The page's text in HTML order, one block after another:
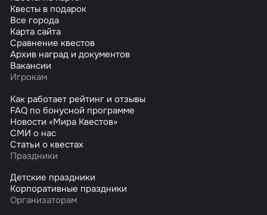
Квесты в подарок
Все города
Карта сайта
Сравнение квестов
Архив наград и документов
Вакансии
Игрокам
Как работает рейтинг и отзывы
FAQ по бонусной программе
Новости «Мира Квестов»
СМИ о нас
Статьи о квестах
Праздники
Детские праздники
Корпоративные праздники
Организаторам